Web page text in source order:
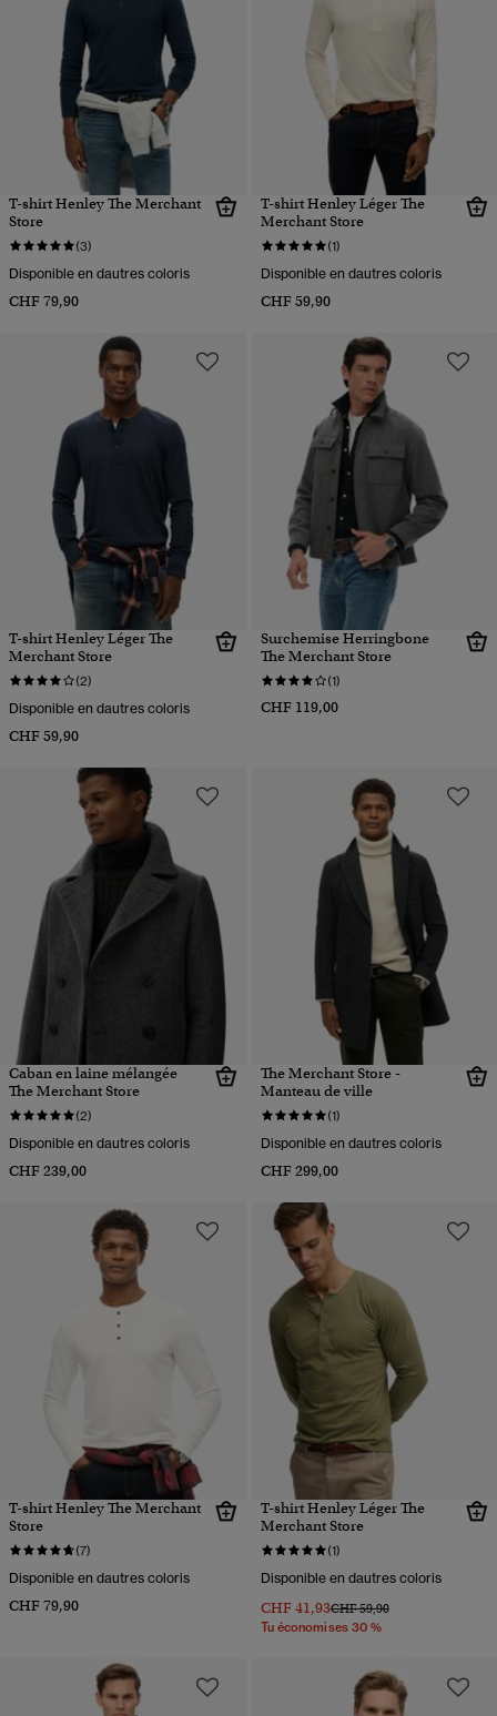
T-shirt Henley The Merchant
Store
(3)
Disponible en dautres coloris
CHF 79,90
T-shirt Henley Léger The
Merchant Store
(1)
Disponible en dautres coloris
CHF 59,90
T-shirt Henley Léger The
Merchant Store
(2)
Disponible en dautres coloris
CHF 59,90
Surchemise Herringbone
The Merchant Store
(1)
CHF 119,00
Caban en laine mélangée
The Merchant Store
(2)
Disponible en dautres coloris
CHF 239,00
The Merchant Store -
Manteau de ville
(1)
Disponible en dautres coloris
CHF 299,00
T-shirt Henley The Merchant
Store
(7)
Disponible en dautres coloris
CHF 79,90
T-shirt Henley Léger The
Merchant Store
(1)
Disponible en dautres coloris
CHF 41,93Prix réduit de
CHF 59,90à
Tu économises 30 %